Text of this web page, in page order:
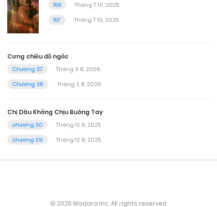
158
Tháng 7 10, 2025
157
Tháng 7 10, 2025
Cưng chiều đồ ngốc
Chương 37
Tháng 3 8, 2026
Chương 36
Tháng 3 8, 2026
Chị Dâu Không Chịu Buông Tay
chương 30
Tháng 12 8, 2025
chương 29
Tháng 12 8, 2025
© 2026 Madara Inc. All rights reserved